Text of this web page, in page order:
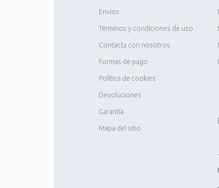
Envíos
Términos y condiciones de uso
Contacta con nosotros
Formas de pago
Política de cookies
Devoluciones
Garantía
Mapa del sitio